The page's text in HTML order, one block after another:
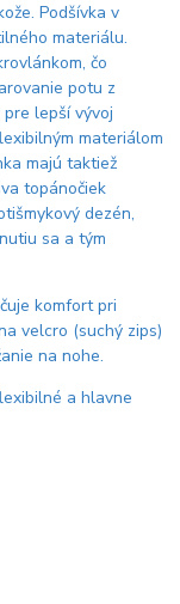
Podšívka v
materiálu.
čo
potu z
lepší vývoj
materiálom
majú taktiež
topánočiek
dezén,
sa a tým
komfort pri
velcro (suchý zips)
na nohe.
a hlavne